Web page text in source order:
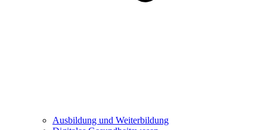
Ausbildung und Weiterbildung